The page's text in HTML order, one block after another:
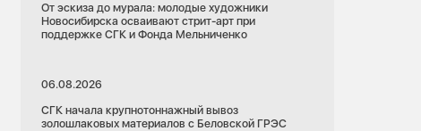
От эскиза до мурала: молодые художники
Новосибирска осваивают стрит-арт при
поддержке СГК и Фонда Мельниченко
06.08.2026
СГК начала крупнотоннажный вывоз
золошлаковых материалов с Беловской ГРЭС